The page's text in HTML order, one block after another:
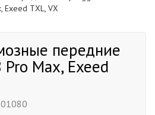
передние
Max, Exeed